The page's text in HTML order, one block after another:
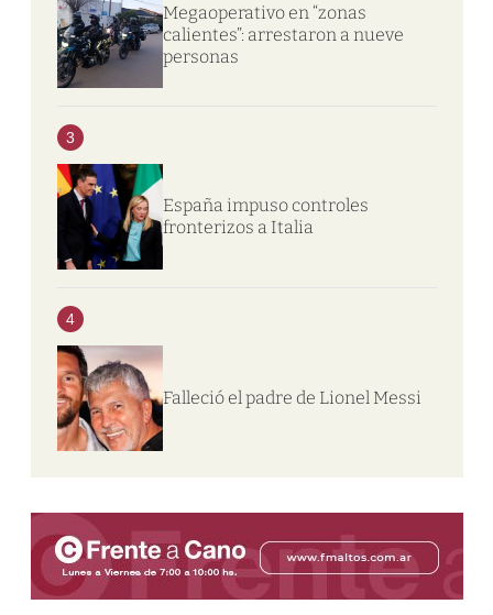
Megaoperativo en “zonas
calientes”: arrestaron a nueve
personas
3
España impuso controles
fronterizos a Italia
4
Falleció el padre de Lionel Messi